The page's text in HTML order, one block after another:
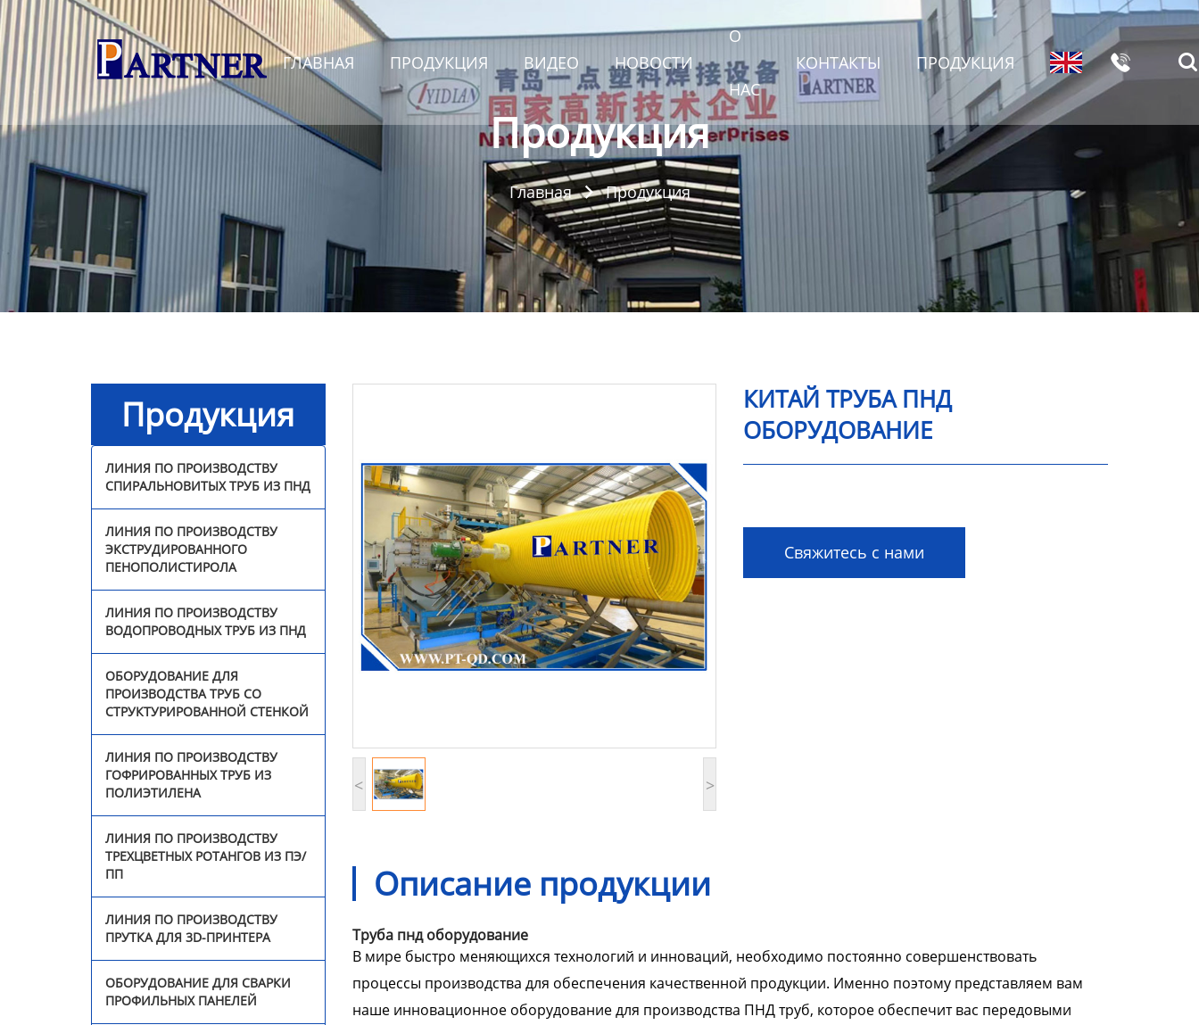
ГЛАВНАЯ ПРОДУКЦИЯ ВИДЕО НОВОСТИ
О
НАС
КОНТАКТЫ ПРОДУКЦИЯ  
Главная
Продукция
Линия по производству
спиральновитых труб из
Линия по производству
экструдированного
пенополистирола
Линия по производству
водопроводных труб из
ПНД
гофрированных труб из
полиэтилена
Линия по производству
трехцветных ротангов
Линия по производству
прутка для 3D-принтера
Оборудование для
сварки профильных
Непрерывная линия по
производству
стеклопластиковых труб
Оборудование для
непрерывной намотки
труб с ребрами
Линия для однослойных
гофрированных труб
Линия по производству
Продукция
Главная  Продукция
Продукция
ЛИНИЯ ПО ПРОИЗВОДСТВУ
СПИРАЛЬНОВИТЫХ ТРУБ ИЗ ПНД
ЛИНИЯ ПО ПРОИЗВОДСТВУ
ЭКСТРУДИРОВАННОГО
ПЕНОПОЛИСТИРОЛА
ЛИНИЯ ПО ПРОИЗВОДСТВУ
ВОДОПРОВОДНЫХ ТРУБ ИЗ ПНД
ОБОРУДОВАНИЕ ДЛЯ
ПРОИЗВОДСТВА ТРУБ СО
СТРУКТУРИРОВАННОЙ СТЕНКОЙ
ЛИНИЯ ПО ПРОИЗВОДСТВУ
ГОФРИРОВАННЫХ ТРУБ ИЗ
ПОЛИЭТИЛЕНА
ЛИНИЯ ПО ПРОИЗВОДСТВУ
ТРЕХЦВЕТНЫХ РОТАНГОВ ИЗ ПЭ/
ПП
ЛИНИЯ ПО ПРОИЗВОДСТВУ
ПРУТКА ДЛЯ 3D-ПРИНТЕРА
ОБОРУДОВАНИЕ ДЛЯ СВАРКИ
ПРОФИЛЬНЫХ ПАНЕЛЕЙ
< >
КИТАЙ ТРУБА ПНД
ОБОРУДОВАНИЕ
Свяжитесь с нами
Описание продукции
Труба пнд оборудование
В мире быстро меняющихся технологий и инноваций, необходимо постоянно совершенствовать
процессы производства для обеспечения качественной продукции. Именно поэтому представляем вам
наше инновационное оборудование для производства ПНД труб, которое обеспечит вас передовыми